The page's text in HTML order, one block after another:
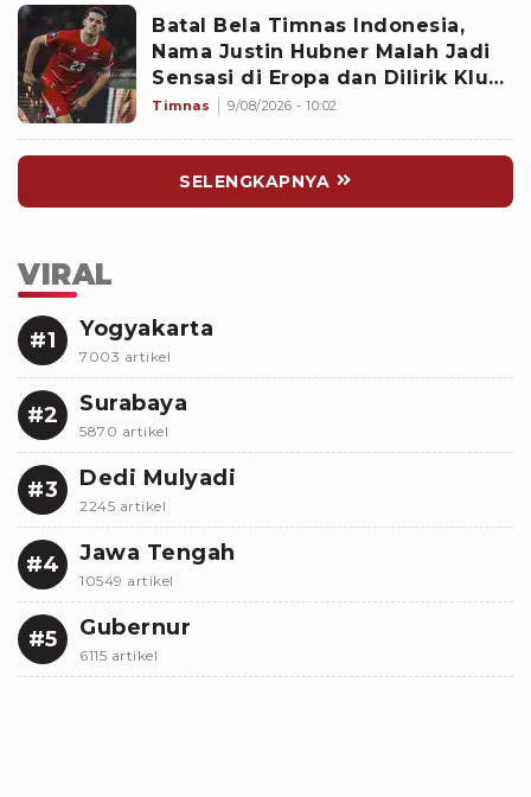
Batal Bela Timnas Indonesia,
Nama Justin Hubner Malah Jadi
Sensasi di Eropa dan Dilirik Klub
Kasta Teratas
Timnas 9/08/2026 - 10:02
SELENGKAPNYA
VIRAL
#1 Yogyakarta
7003 artikel
#2 Surabaya
5870 artikel
#3 Dedi Mulyadi
2245 artikel
#4 Jawa Tengah
10549 artikel
#5 Gubernur
6115 artikel